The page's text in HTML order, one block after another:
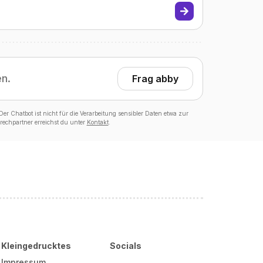
Frag abby
Chatbot ist nicht für die Verarbeitung sensibler Daten etwa zur
erreichst du unter Kontakt.
Kleingedrucktes
Socials